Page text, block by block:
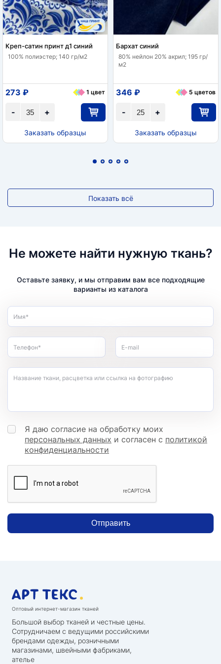
Креп-сатин принт д1 синий
100% полиэстер; 140 гр/м2
+
-
273 ₽ 1 цвет
Заказать образцы
Бархат синий
80% нейлон 20% акрил; 195 гр/
м2
+
-
346 ₽ 5 цветов
Заказать образцы
Показать всё
Не можете найти нужную ткань?
Оставьте заявку, и мы отправим вам все подходящие
варианты из каталога
Имя*
Телефон* E-mail
Название ткани, расцветка или ссылка на фотографию
Я даю согласие на обработку моих
персональных данных и согласен с политикой
конфиденциальности
Отправить
Оптовый интернет-магазин тканей
Большой выбор тканей и честные цены.
Сотрудничаем с ведущими российскими
брендами одежды, розничными
магазинами, швейными фабриками,
ателье